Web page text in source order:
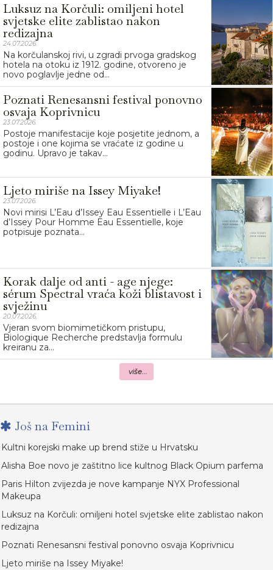
Luksuz na Korčuli: omiljeni hotel
svjetske elite zablistao nakon
redizajna
24.07.2026.
Na korčulanskoj rivi, u zgradi prvoga gradskog
hotela na otoku iz 1912. godine, otvoreno je
novo poglavlje jedne od...
Poznati Renesansni festival ponovno
osvaja Koprivnicu
23.07.2026.
Postoje manifestacije koje posjetite jednom, a
postoje i one kojima se vraćate iz godine u
godinu. Upravo je takav...
Ljeto miriše na Issey Miyake!
23.07.2026.
Novi mirisi L’Eau d’Issey Eau Essentielle i L’Eau
d’Issey Pour Homme Eau Essentielle, koje
potpisuje poznata...
Korak dalje od anti - age njege:
sérum Spectral vraća koži blistavost i
svježinu
20.07.2026.
Vjeran svom biomimetičkom pristupu,
Biologique Recherche predstavlja formulu
kreiranu za...
više...
Još na Femini
Kultni korejski make up brend stiže u Hrvatsku
Alisha Boe novo je zaštitno lice kultnog Black Opium parfema
Paris Hilton zvijezda je nove kampanje NYX Professional
Makeupa
Luksuz na Korčuli: omiljeni hotel svjetske elite zablistao nakon
redizajna
Poznati Renesansni festival ponovno osvaja Koprivnicu
Ljeto miriše na Issey Miyake!